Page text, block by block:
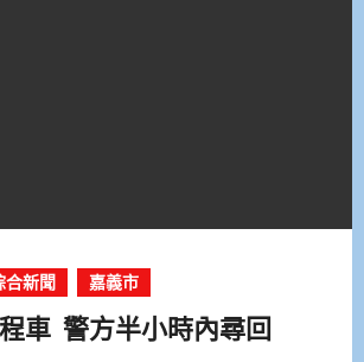
合新聞 嘉義市
車 警方半小時內尋回